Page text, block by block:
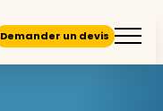
Demander un devis